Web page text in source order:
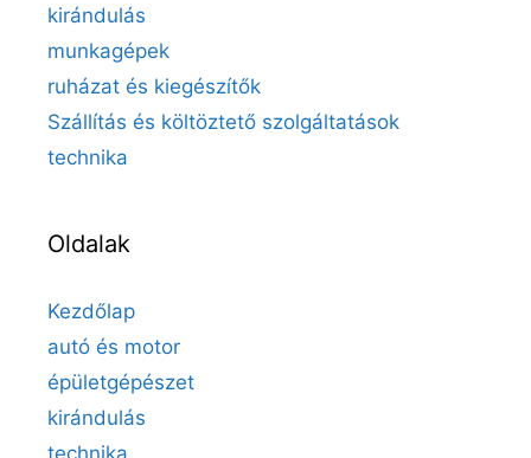
kirándulás
munkagépek
ruházat és kiegészítők
Szállítás és költöztető szolgáltatások
technika
Oldalak
Kezdőlap
autó és motor
épületgépészet
kirándulás